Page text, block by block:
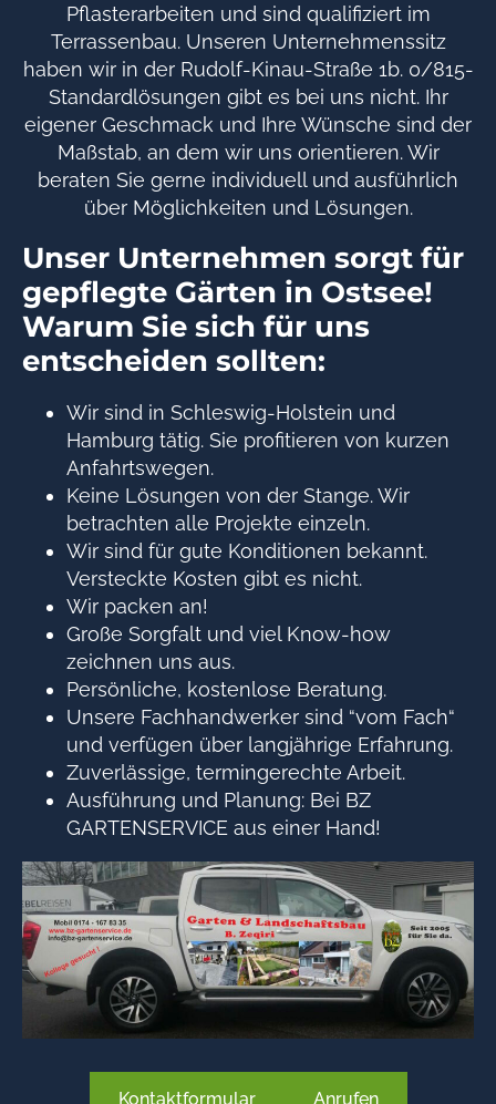
Pflasterarbeiten und sind qualifiziert im
Terrassenbau. Unseren Unternehmenssitz
haben wir in der Rudolf-Kinau-Straße 1b. 0/815-
Standardlösungen gibt es bei uns nicht. Ihr
eigener Geschmack und Ihre Wünsche sind der
Maßstab, an dem wir uns orientieren. Wir
beraten Sie gerne individuell und ausführlich
über Möglichkeiten und Lösungen.
Unser Unternehmen sorgt für
gepflegte Gärten in Ostsee!
Warum Sie sich für uns
entscheiden sollten:
Wir sind in Schleswig-Holstein und
Hamburg tätig. Sie profitieren von kurzen
Anfahrtswegen.
Keine Lösungen von der Stange. Wir
betrachten alle Projekte einzeln.
Wir sind für gute Konditionen bekannt.
Versteckte Kosten gibt es nicht.
Wir packen an!
Große Sorgfalt und viel Know-how
zeichnen uns aus.
Persönliche, kostenlose Beratung.
Unsere Fachhandwerker sind “vom Fach“
und verfügen über langjährige Erfahrung.
Zuverlässige, termingerechte Arbeit.
Ausführung und Planung: Bei BZ
GARTENSERVICE aus einer Hand!
Kontaktformular Anrufen